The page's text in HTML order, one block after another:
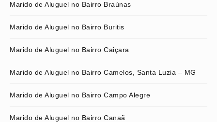
Marido de Aluguel no Bairro Braúnas
Marido de Aluguel no Bairro Buritis
Marido de Aluguel no Bairro Caiçara
Marido de Aluguel no Bairro Camelos, Santa Luzia – MG
Marido de Aluguel no Bairro Campo Alegre
Marido de Aluguel no Bairro Canaã